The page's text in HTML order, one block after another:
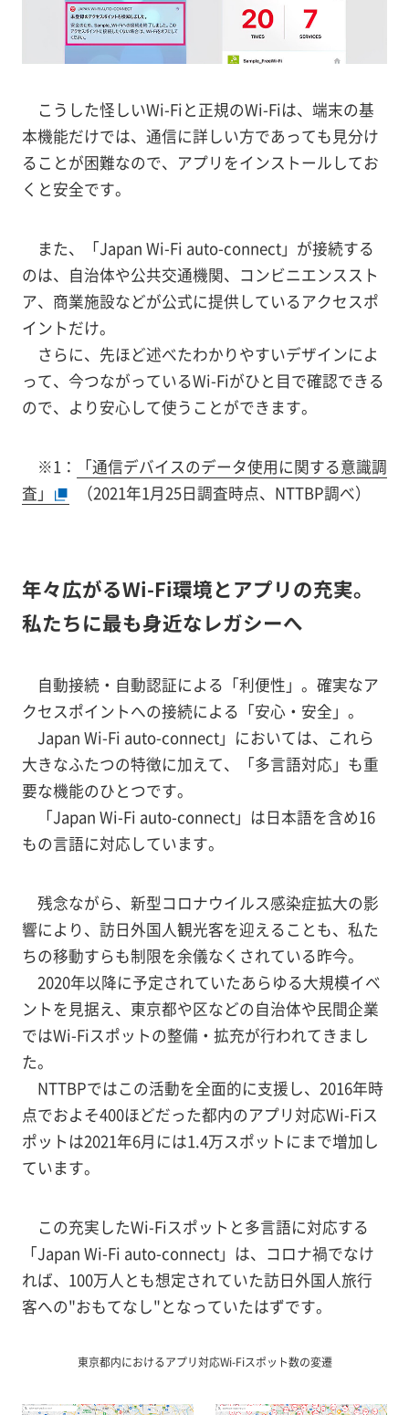
こうした怪しいWi-Fiと正規のWi-Fiは、端末の基
本機能だけでは、通信に詳しい方であっても見分け
ることが困難なので、アプリをインストールしてお
くと安全です。
また、「Japan Wi-Fi auto-connect」が接続する
のは、自治体や公共交通機関、コンビニエンススト
ア、商業施設などが公式に提供しているアクセスポ
イントだけ。
さらに、先ほど述べたわかりやすいデザインによ
って、今つながっているWi-Fiがひと目で確認できる
ので、より安心して使うことができます。
※1：
「通信デバイスのデータ使用に関する意識調
査」
（2021年1月25日調査時点、NTTBP調べ）
年々広がるWi-Fi環境とアプリの充実。
私たちに最も身近なレガシーへ
自動接続・自動認証による「利便性」。確実なア
クセスポイントへの接続による「安心・安全」。
Japan Wi-Fi auto-connect」においては、これら
大きなふたつの特徴に加えて、「多言語対応」も重
要な機能のひとつです。
「Japan Wi-Fi auto-connect」は日本語を含め16
もの言語に対応しています。
残念ながら、新型コロナウイルス感染症拡大の影
響により、訪日外国人観光客を迎えることも、私た
ちの移動すらも制限を余儀なくされている昨今。
2020年以降に予定されていたあらゆる大規模イベ
ントを見据え、東京都や区などの自治体や民間企業
ではWi-Fiスポットの整備・拡充が行われてきまし
た。
NTTBPではこの活動を全面的に支援し、2016年時
点でおよそ400ほどだった都内のアプリ対応Wi-Fiス
ポットは2021年6月には1.4万スポットにまで増加し
ています。
この充実したWi-Fiスポットと多言語に対応する
「Japan Wi-Fi auto-connect」は、コロナ禍でなけ
れば、100万人とも想定されていた訪日外国人旅行
客への"おもてなし"となっていたはずです。
東京都内におけるアプリ対応Wi-Fiスポット数の変遷